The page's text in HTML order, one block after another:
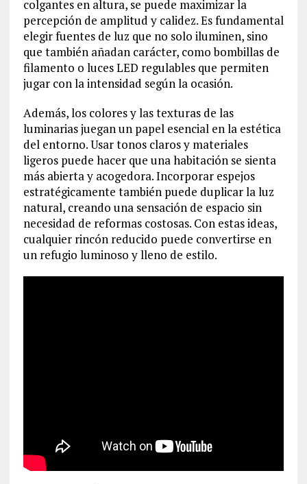
colgantes en altura, se puede maximizar la
percepción de amplitud y calidez. Es fundamental
elegir fuentes de luz que no solo iluminen, sino
que también añadan carácter, como bombillas de
filamento o luces LED regulables que permiten
jugar con la intensidad según la ocasión.
Además, los colores y las texturas de las
luminarias juegan un papel esencial en la estética
del entorno. Usar tonos claros y materiales
ligeros puede hacer que una habitación se sienta
más abierta y acogedora. Incorporar espejos
estratégicamente también puede duplicar la luz
natural, creando una sensación de espacio sin
necesidad de reformas costosas. Con estas ideas,
cualquier rincón reducido puede convertirse en
un refugio luminoso y lleno de estilo.